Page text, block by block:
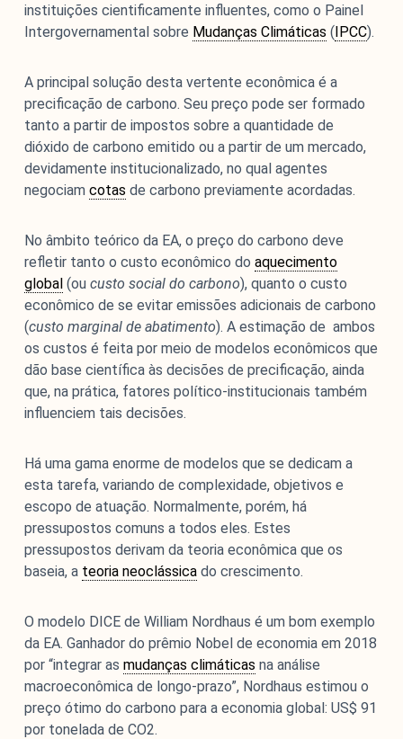
econômico da grande imprensa e em outros fóruns da
esfera pública.
instituições cientificamente influentes, como o Painel
Intergovernamental sobre Mudanças Climáticas (IPCC).
A principal solução desta vertente econômica é a
precificação de carbono. Seu preço pode ser formado
tanto a partir de impostos sobre a quantidade de
dióxido de carbono emitido ou a partir de um mercado,
devidamente institucionalizado, no qual agentes
negociam cotas de carbono previamente acordadas.
No âmbito teórico da EA, o preço do carbono deve
refletir tanto o custo econômico do aquecimento
global(ou custo social do carbono), quanto o custo
econômico de se evitar emissões adicionais de carbono
(custo marginal de abatimento). A estimação de ambos
os custos é feita por meio de modelos econômicos que
dão base científica às decisões de precificação, ainda
que, na prática, fatores político-institucionais também
influenciem tais decisões.
Há uma gama enorme de modelos que se dedicam a
esta tarefa, variando de complexidade, objetivos e
escopo de atuação. Normalmente, porém, há
pressupostos comuns a todos eles. Estes
pressupostos derivam da teoria econômica que os
baseia, a teoria neoclássicado crescimento.
O modelo DICE de William Nordhaus é um bom exemplo
da EA. Ganhador do prêmio Nobel de economia em 2018
por “integrar as mudanças climáticas na análise
macroeconômica de longo-prazo”, Nordhaus estimou o
preço ótimo do carbono para a economia global: US$ 91
por tonelada de CO2.